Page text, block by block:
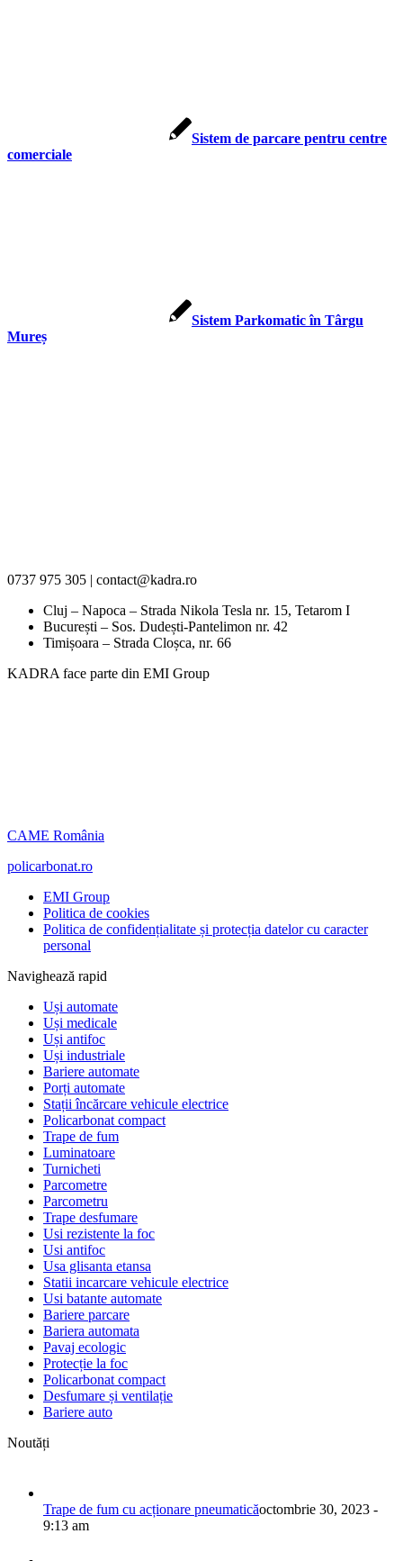
Sistem de parcare pentru centre
comerciale
Sistem Parkomatic în Târgu
Mureș
0737 975 305 | contact@kadra.ro
Cluj – Napoca – Strada Nikola Tesla nr. 15, Tetarom I
București – Sos. Dudești-Pantelimon nr. 42
Timișoara – Strada Cloșca, nr. 66
KADRA face parte din EMI Group
CAME România
policarbonat.ro
EMI Group
Politica de cookies
Politica de confidențialitate și protecția datelor cu caracter
personal
Navighează rapid
Uși automate
Uși medicale
Uși antifoc
Uși industriale
Bariere automate
Porți automate
Stații încărcare vehicule electrice
Policarbonat compact
Trape de fum
Luminatoare
Turnicheti
Parcometre
Parcometru
Trape desfumare
Usi rezistente la foc
Usi antifoc
Usa glisanta etansa
Statii incarcare vehicule electrice
Usi batante automate
Bariere parcare
Bariera automata
Pavaj ecologic
Protecție la foc
Policarbonat compact
Desfumare și ventilație
Bariere auto
Noutăți
Trape de fum cu acționare pneumaticăoctombrie 30, 2023 -
9:13 am